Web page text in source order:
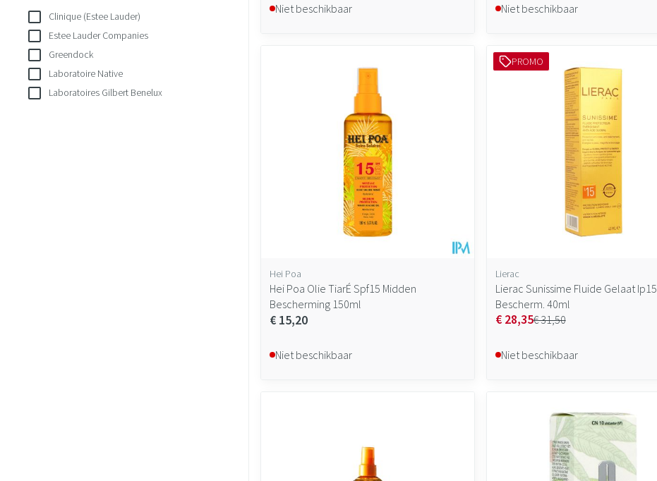
Clinique (Estee Lauder)
Estee Lauder Companies
Greendock
Laboratoire Native
Laboratoires Gilbert Benelux
Niet beschikbaar Niet beschikbaar
Hei Poa
Hei Poa Olie TiarÉ Spf15 Midden
Bescherming 150ml
€ 15,20
Niet beschikbaar
PROMO
Lierac
Lierac Sunissime Fluide Gelaat Ip15
Bescherm. 40ml
€ 31,50
€ 28,35
Niet beschikbaar